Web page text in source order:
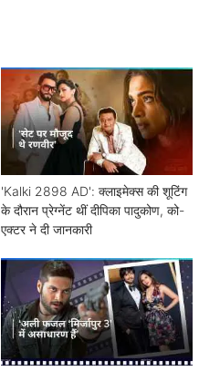
'Kalki 2898 AD': क्लाइमेक्स की शूटिंग
के दौरान प्रेग्नेंट थीं दीपिका पादुकोण, को-
एक्टर ने दी जानकारी